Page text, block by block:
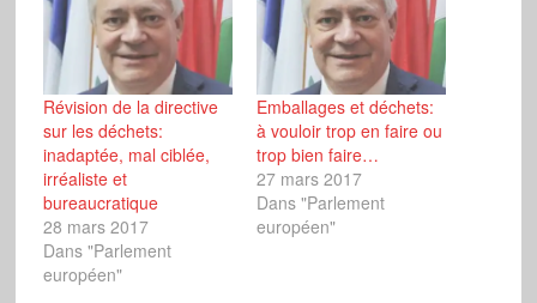
Révision de la directive
sur les déchets:
inadaptée, mal ciblée,
irréaliste et
bureaucratique
28 mars 2017
Dans "Parlement
européen"
Emballages et déchets:
à vouloir trop en faire ou
trop bien faire…
27 mars 2017
Dans "Parlement
européen"